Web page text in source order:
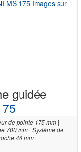
guidée
de pointe 175 mm |
700 mm | Système de
46 mm |